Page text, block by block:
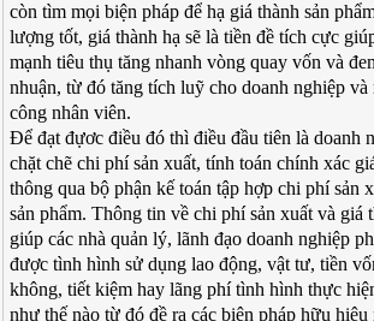
còn tìm mọi biện pháp để hạ giá thành sản
lượng tốt, giá thành hạ sẽ là tiền đề tích cực
mạnh tiêu thụ tăng nhanh vòng quay vốn và
nhuận, từ đó tăng tích luỹ cho doanh nghiệp và
công nhân viên.
Để đạt đựơc điều đó thì điều đầu tiên là doanh
chặt chẽ chi phí sản xuất, tính toán chính xác
thông qua bộ phận kế toán tập hợp chi phí sản
sản phẩm. Thông tin về chi phí sản xuất và giá
giúp các nhà quản lý, lãnh đạo doanh nghiệp
được tình hình sử dụng lao động, vật tư, tiền
không, tiết kiệm hay lãng phí tình hình thực
như thế nào từ đó đề ra các biện pháp hữu hiệu